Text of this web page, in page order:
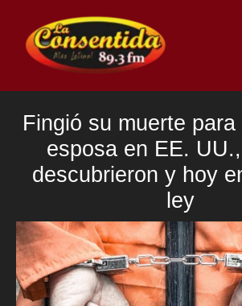
contenido
Fingió su muerte
esposa en EE.
descubrieron y hoy
ley